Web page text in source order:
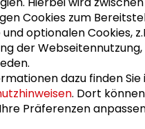
nach Alternativen
Vorsorge,
oder mobiler
Karlsruhe und
Cookies zum
optionalen Cookies,
der Webseitennutzung,
dazu finden Sie
. Dort
Präferenzen